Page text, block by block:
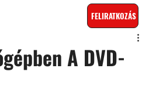
FELIRATKOZÁS
A DVD-